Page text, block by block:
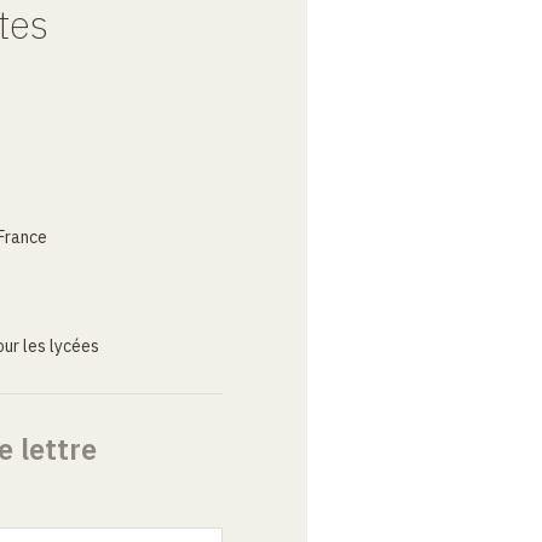
les lycées
lettre